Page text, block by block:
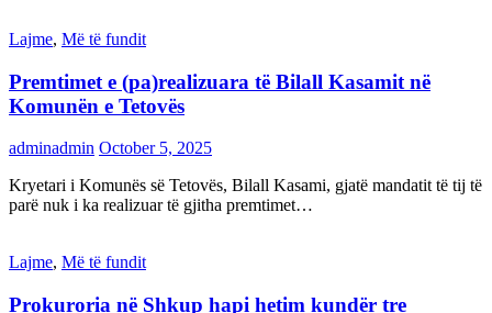
Lajme, Më të fundit
Premtimet e (pa)realizuara të Bilall Kasamit në
Komunën e Tetovës
adminadmin October 5, 2025
Kryetari i Komunës së Tetovës, Bilall Kasami, gjatë mandatit të tij të
parë nuk i ka realizuar të gjitha premtimet…
Lajme, Më të fundit
Prokuroria në Shkup hapi hetim kundër tre